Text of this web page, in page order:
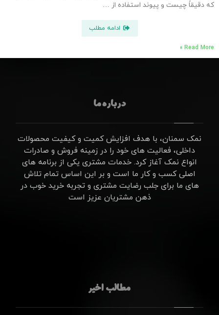
که دقیقاً چیست و پیوند استفاده از …
ادامه مطلب
Read More »
درباره ما
نمک سمنان، با هدف افزایش کمیت و کیفیت محصولات
داخلی، فعالیت های خود را در زمینه فروش و صادرات
انواع نمک آغاز کرد. خدمات مشتری یکی از برنامه های
اصلی کسب و کار ما است و بر این اساس تمام تلاش
های ما برای جلب رضایت مشتری و تجربه خرید خوب در
ذهن مشتریان عزیز است
مطالب اخیر